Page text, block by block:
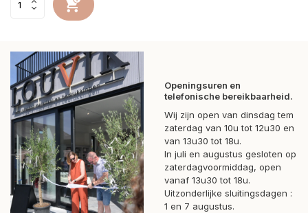
Openingsuren en
telefonische bereikbaarheid.
Wij zijn open van dinsdag tem
zaterdag van 10u tot 12u30 en
van 13u30 tot 18u.
In juli en augustus gesloten op
zaterdagvoormiddag, open
vanaf 13u30 tot 18u.
Uitzonderlijke sluitingsdagen :
1 en 7 augustus.